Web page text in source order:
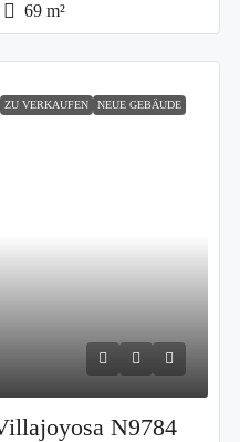
69 m²
ZU VERKAUFEN NEUE GEBÄUDE
N9784